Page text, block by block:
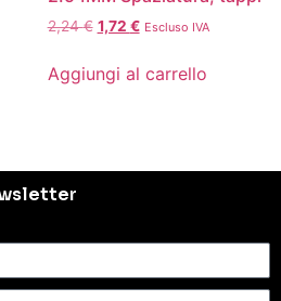
2,24€ 1,72 € Escluso IVA
Aggiungi al carrello